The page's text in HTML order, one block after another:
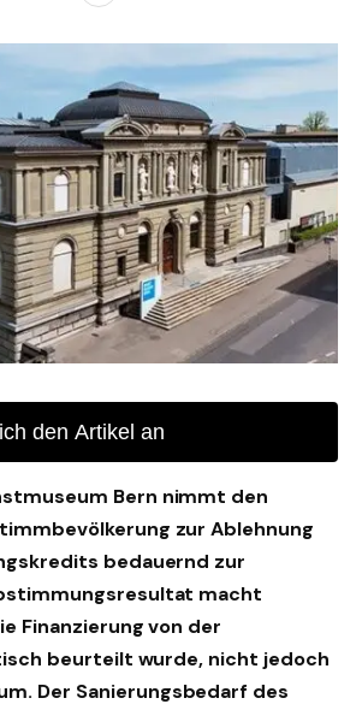
Bern nimmt den
zur Ablehnung
bedauernd zur
macht
Finanzierung von der
beurteilt wurde, nicht jedoch
Der Sanierungsbedarf des